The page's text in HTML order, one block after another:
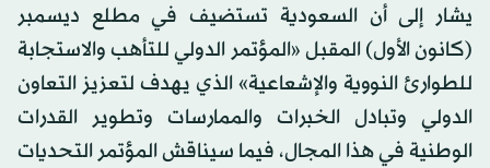
يشار إلى أن السعودية تستضيف في مطلع ديسمبر
(كانون الأول) المقبل «المؤتمر الدولي للتأهب والاستجابة
للطوارئ النووية والإشعاعية» الذي يهدف لتعزيز التعاون
الدولي وتبادل الخبرات والممارسات وتطوير القدرات
الوطنية في هذا المجال، فيما سيناقش المؤتمر التحديات